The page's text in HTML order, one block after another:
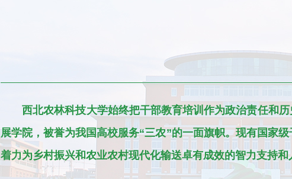
西北农林科技大学始终把干部教育培训作为政治责任和历
展学院，被誉为我国高校服务“三农”的一面旗帜。现有国家
着力为乡村振兴和农业农村现代化输送卓有成效的智力支持和